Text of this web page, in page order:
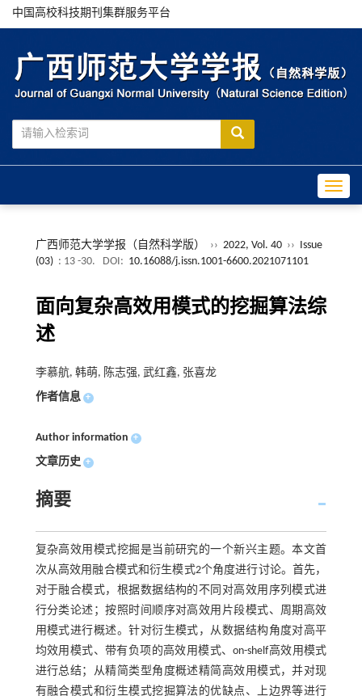
中国高校科技期刊集群服务平台
广西师范大学学报（自然科学版） ›› 2022, Vol. 40 ››
Issue
(03) : 13 -30. DOI: 10.16088/j.issn.1001-6600.2021071101
面向复杂高效用模式的挖掘算法综
述
李慕航, 韩萌, 陈志强, 武红鑫, 张喜龙
作者信息 +
Author information +
文章历史 +
摘要
复杂高效用模式挖掘是当前研究的一个新兴主题。本文首
次从高效用融合模式和衍生模式2个角度进行讨论。首先，
对于融合模式，根据数据结构的不同对高效用序列模式进
行分类论述；按照时间顺序对高效用片段模式、周期高效
用模式进行概述。针对衍生模式，从数据结构角度对高平
均效用模式、带有负项的高效用模式、on-shelf高效用模式
进行总结；从精简类型角度概述精简高效用模式，并对现
有融合模式和衍生模式挖掘算法的优缺点、上边界等进行